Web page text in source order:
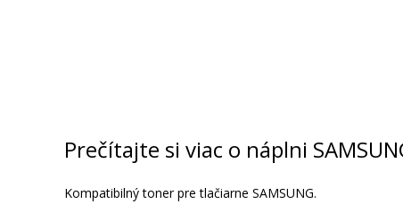
Prečítajte si viac o náplni
Kompatibilný toner pre tlačiarne SAMSUNG.